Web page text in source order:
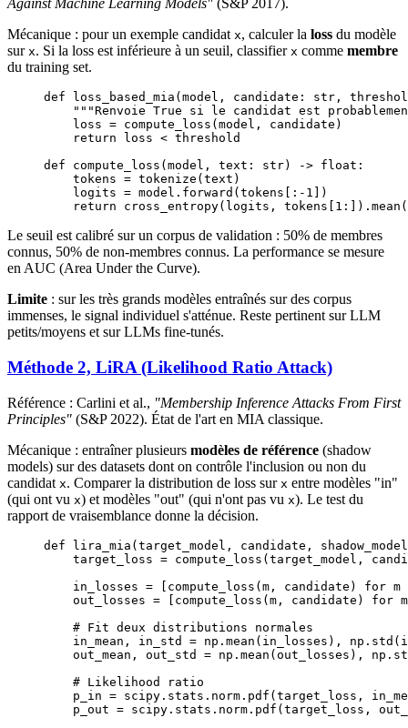
Against Machine Learning Models" (S&P 2017).
Mécanique : pour un exemple candidat x, calculer la loss du modèle
sur x. Si la loss est inférieure à un seuil, classifier x comme membre
du training set.
def loss_based_mia (model, candidate: str ,
"""Renvoie True si le candidat est
    loss
= compute_loss(model, candidate)
    return
loss < threshold
def compute_loss (model, text: str) -> float :
    tokens
= tokenize(text)
    logits
= model.forward(tokens[: - 1 ])
    return
cross_entropy(logits, tokens[ 1
Le seuil est calibré sur un corpus de validation : 50% de membres
connus, 50% de non-membres connus. La performance se mesure
en AUC (Area Under the Curve).
Limite : sur les très grands modèles entraînés sur des corpus
immenses, le signal individuel s'atténue. Reste pertinent sur LLM
petits/moyens et sur LLMs fine-tunés.
Méthode 2, LiRA (Likelihood Ratio Attack)
Référence : Carlini et al., "Membership Inference Attacks From First
Principles" (S&P 2022). État de l'art en MIA classique.
Mécanique : entraîner plusieurs modèles de référence (shadow
models) sur des datasets dont on contrôle l'inclusion ou non du
candidat x. Comparer la distribution de loss sur x entre modèles "in"
(qui ont vu x) et modèles "out" (qui n'ont pas vu x). Le test du
rapport de vraisemblance donne la décision.
def lira_mia (target_model, candidate,
    target_loss
= compute_loss(target_model,
    in_losses
= [compute_loss(m, candidate) for m
    out_losses
= [compute_loss(m, candidate) for
    # Fit deux distributions normales
    in_mean, in_std
= np.mean(in_losses),
    out_mean, out_std
= np.mean(out_losses),
    # Likelihood ratio
    p_in
= scipy.stats.norm.pdf(target_loss,
    p_out
= scipy.stats.norm.pdf(target_loss,